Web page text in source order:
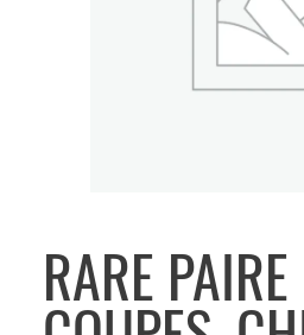
RARE PAIRE